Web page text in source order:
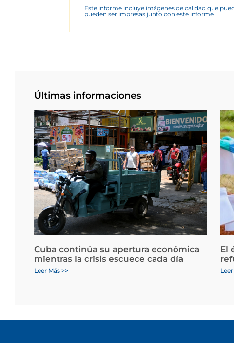
Este informe incluye imágenes de calidad que
pueden ser impresas junto con este informe
Últimas informaciones
Cuba continúa su apertura económica
mientras la crisis escuece cada día
Leer Más >>
El